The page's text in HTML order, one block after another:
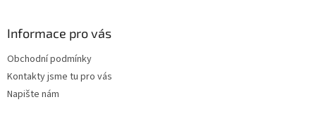
Informace pro vás
Obchodní podmínky
Kontakty jsme tu pro vás
Napište nám